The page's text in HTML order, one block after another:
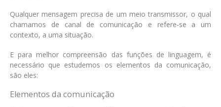
Qualquer mensagem precisa de um meio transmissor, o qual
chamamos de canal de comunicação e refere-se a um
contexto, a uma situação.
E para melhor compreensão das funções de linguagem, é
necessário que estudemos os elementos da comunicação,
são eles:
Elementos da comunicação